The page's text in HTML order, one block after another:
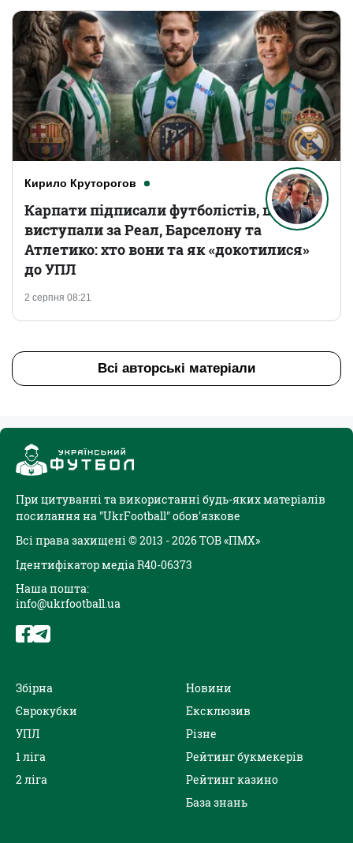
Кирило Круторогов
2 серпня 08:21
Карпати підписали футболістів, що
виступали за Реал, Барселону та
Атлетико: хто вони та як «докотилися»
до УПЛ
Всі авторські матеріали
При цитуванні та використанні будь-яких матеріалів
посилання на "UkrFootball" обов'язкове
Всі права захищені © 2013 - 2026 ТОВ «ПМХ»
Ідентифікатор медіа R40-06373
Наша пошта:
info@ukrfootball.ua
Збірна
Єврокубки
УПЛ
1 ліга
2 ліга
Новини
Ексклюзив
Різне
Рейтинг букмекерів
Рейтинг казино
База знань